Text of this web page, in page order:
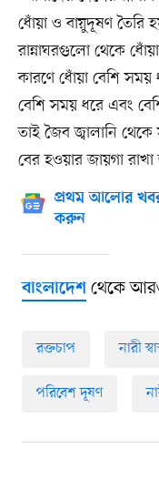
ধোঁয়া ও বায়ুদূষণ তৈরি
রান্নাঘরগুলো থেকে
কারণে ধোঁয়া বেশি সময়
বেশি সময় ধরে এবং
তাই জৈব জ্বালানি
বের হওয়ার জায়গা
প্রথম আলোর
করুন
বাংলাদেশথেকে
রক্তচাপ নারী
পরিবেশ দূষণ